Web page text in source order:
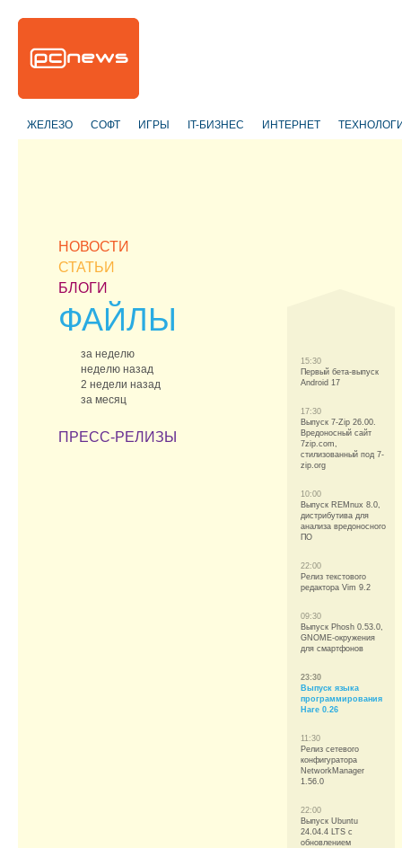
ЖЕЛЕЗО СОФТ ИГРЫ IT-БИЗНЕС ИНТЕРНЕТ
НОВОСТИ
СТАТЬИ
БЛОГИ
ФАЙЛЫ
за неделю
неделю назад
2 недели назад
за месяц
ПРЕСС-РЕЛИЗЫ
15:30
Первый бета-выпуск
Android 17
17:30
Выпуск 7-Zip 26.00.
Вредоносный сайт
7zip.com,
стилизованный под 7-
zip.org
10:00
Выпуск REMnux 8.0,
дистрибутива для
анализа вредоносного
ПО
22:00
Релиз текстового
редактора Vim 9.2
09:30
Выпуск Phosh 0.53.0,
GNOME-окружения
для смартфонов
23:30
Выпуск языка
программирования
Hare 0.26
11:30
Релиз сетевого
конфигуратора
NetworkManager
1.56.0
22:00
Выпуск Ubuntu
24.04.4 LTS c
обновлением